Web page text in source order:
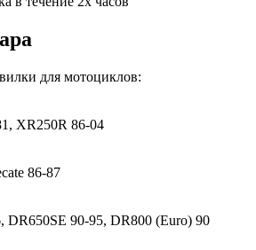
для мотоциклов:
XR250R 86-04
86-87
DR650SE 90-95, DR800 (Euro) 90